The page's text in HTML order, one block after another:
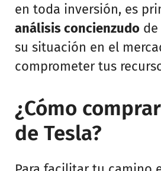
en toda inversión, es
análisis concienzudo
su situación en el
comprometer tus
¿Cómo
de Tesla?